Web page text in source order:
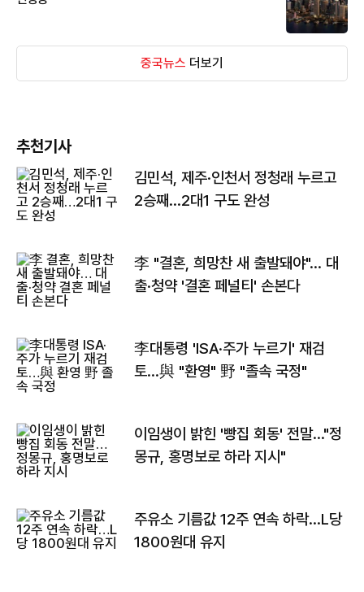
중국뉴스 더보기
추천기사
김민석, 제주·인천서 정청래 누르고
2승째…2대1 구도 완성
李 "결혼, 희망찬 새 출발돼야"… 대
출·청약 '결혼 페널티' 손본다
李대통령 'ISA·주가 누르기' 재검
토…與 "환영" 野 "졸속 국정"
이임생이 밝힌 '빵집 회동' 전말…"정
몽규, 홍명보로 하라 지시"
주유소 기름값 12주 연속 하락…L당
1800원대 유지